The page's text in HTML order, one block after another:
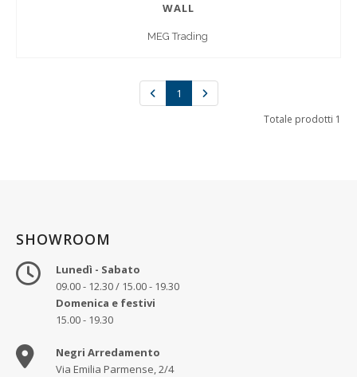
WALL
MEG Trading
1
Totale prodotti 1
SHOWROOM
Lunedì - Sabato
09.00 - 12.30 / 15.00 - 19.30
Domenica e festivi
15.00 - 19.30
Negri Arredamento
Via Emilia Parmense, 2/4